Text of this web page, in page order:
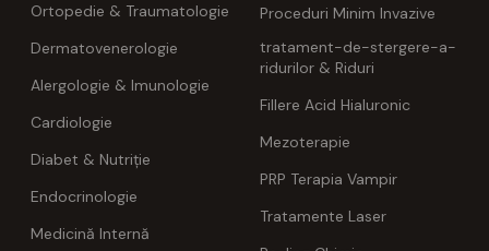
Ortopedie & Traumatologie
Dermatovenerologie
Alergologie & Imunologie
Cardiologie
Diabet & Nutriție
Endocrinologie
Medicină Internă
Proceduri Minim Invazive
tratament-de-stergere-a-
ridurilor & Riduri
Fillere Acid Hialuronic
Mezoterapie
PRP Terapia Vampir
Tratamente Laser